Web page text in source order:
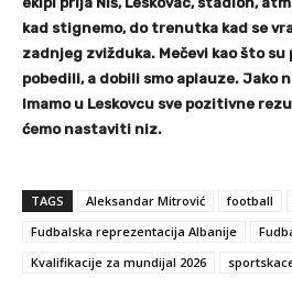
kad stignemo, do trenutka kad se
zadnjeg zvižduka. Mečevi kao što su
pobedili, a dobili smo aplauze. Jako
Imamo u Leskovcu sve pozitivne
ćemo nastaviti niz.
TAGS Aleksandar Mitrović football
Fudbalska reprezentacija Albanije
Kvalifikacije za mundijal 2026